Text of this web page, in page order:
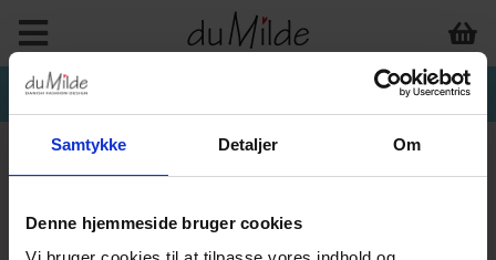
Samtykke Detaljer Om
Denne hjemmeside bruger cookies